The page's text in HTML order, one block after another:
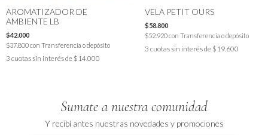
AROMATIZADOR DE
AMBIENTE LB
$42.000
$37.800con Transferencia o depósito
3 cuotas sin interés de $14.000
VELA PETIT OURS
$58.800
$52.920con Transferencia o depósito
3 cuotas sin interés de $19.600
Sumate a nuestra comunidad
Y recibí antes nuestras novedades y promociones